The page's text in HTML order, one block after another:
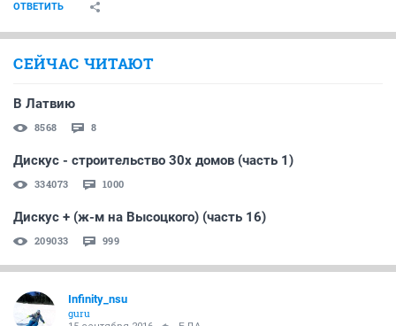
ОТВЕТИТЬ
СЕЙЧАС ЧИТАЮТ
В Латвию
8568 8
Дискус - строительство 30х домов (часть 1)
334073 1000
Дискус + (ж-м на Высоцкого) (часть 16)
209033 999
Infinity_nsu
guru